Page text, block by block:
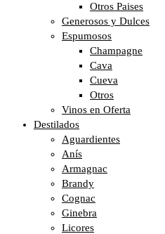
Otros Paises
Generosos y Dulces
Espumosos
Champagne
Cava
Cueva
Otros
Vinos en Oferta
Destilados
Aguardientes
Anís
Armagnac
Brandy
Cognac
Ginebra
Licores